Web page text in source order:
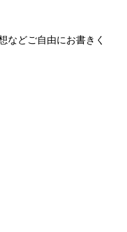
などご自由にお書きく